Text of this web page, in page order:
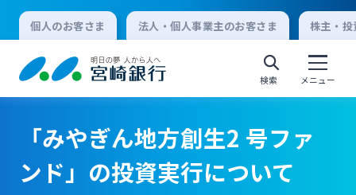
個人のお客さま 法人・個人事業主のお客さま 株主・
検索 メニュー
個人向けインターネットバンキング
「みやぎん地方創生2 号ファ
ンド」の投資実行について